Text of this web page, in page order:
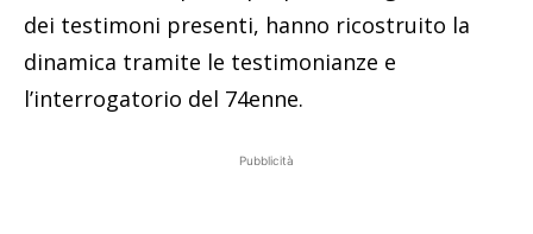
dei testimoni presenti, hanno ricostruito la
dinamica tramite le testimonianze e
l’interrogatorio del 74enne.
Pubblicità